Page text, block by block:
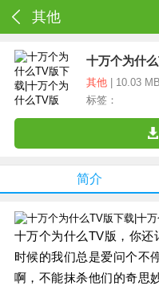
其他
十万个为什
其他| 10.03
标签：
简介
十万个为什么TV版，你
时候的我们总是爱问个不
啊，不能抹杀他们的奇思